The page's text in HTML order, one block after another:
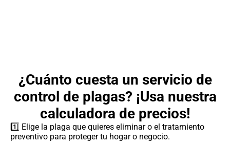
¿Cuánto cuesta un servicio de
control de plagas? ¡Usa nuestra
calculadora de precios!
1️⃣ Elige la plaga que quieres eliminar o el tratamiento
preventivo para proteger tu hogar o negocio.